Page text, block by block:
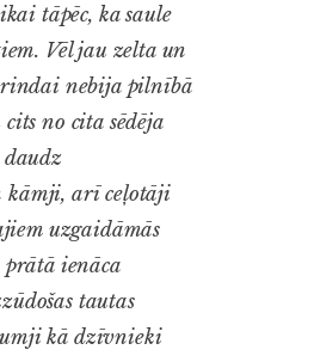
tāpēc, ka saule
Vēl jau zelta un
rindai nebija pilnībā
no cita sēdēja
kāmji, arī ceļotāji
uzgaidāmās
ienāca
tautas
kā dzīvnieki